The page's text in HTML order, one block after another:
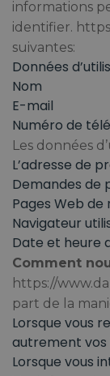
informations
identifier.
suivantes:
Données
Nom
E-mail
Numéro de
Les données
L’adresse de
Demandes de
Pages Web de
Navigateur
Date et heure
Comment
https://
part de la
Lorsque vous
autrement vos
Lorsque vous